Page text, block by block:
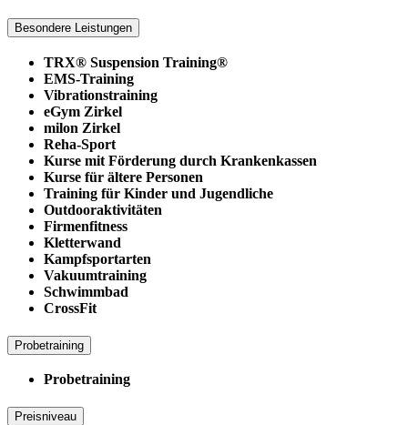
Besondere Leistungen
TRX® Suspension Training®
EMS-Training
Vibrationstraining
eGym Zirkel
milon Zirkel
Reha-Sport
Kurse mit Förderung durch Krankenkassen
Kurse für ältere Personen
Training für Kinder und Jugendliche
Outdooraktivitäten
Firmenfitness
Kletterwand
Kampfsportarten
Vakuumtraining
Schwimmbad
CrossFit
Probetraining
Probetraining
Preisniveau